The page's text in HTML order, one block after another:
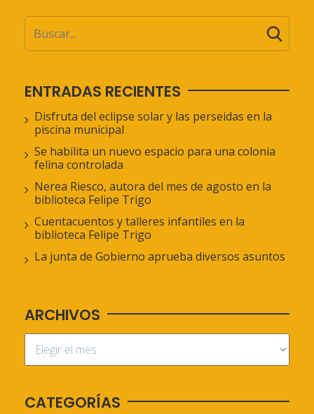
ENTRADAS RECIENTES
Disfruta del eclipse solar y las perseidas en la
piscina municipal
Se habilita un nuevo espacio para una colonia
felina controlada
Nerea Riesco, autora del mes de agosto en la
biblioteca Felipe Trigo
Cuentacuentos y talleres infantiles en la
biblioteca Felipe Trigo
La junta de Gobierno aprueba diversos asuntos
ARCHIVOS
CATEGORÍAS